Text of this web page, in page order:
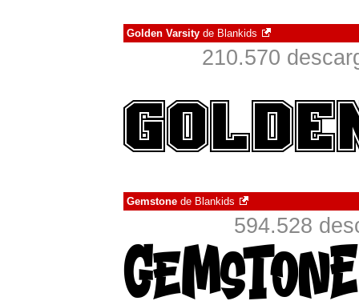
Golden Varsity de Blankids
210.570
Gemstone de Blankids
594.528